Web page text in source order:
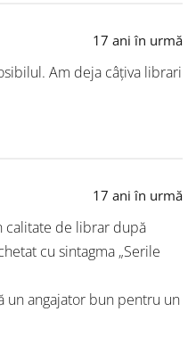
17 ani în urmă
Am deja câțiva librari
17 ani în urmă
calitate de librar după
cu sintagma „Serile
un angajator bun pentru un